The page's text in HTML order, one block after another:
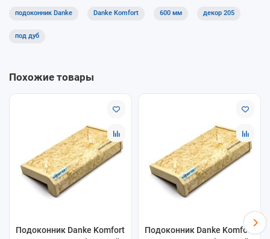
Хорошее решение для кухни, детской и офисов благодаря
практичной поверхности.
подоконник Danke Danke Komfort 600 мм декор 205
под дуб
Похожие товары
Подоконник Danke Komfort
Подоконник Danke Komfort